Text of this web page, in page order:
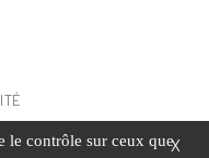
X
le contrôle sur ceux que